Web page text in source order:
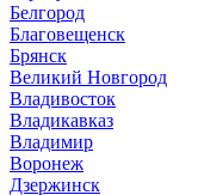
Белгород
Благовещенск
Брянск
Великий Новгород
Владивосток
Владикавказ
Владимир
Воронеж
Дзержинск